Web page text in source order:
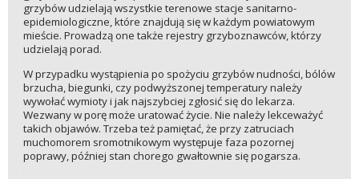
grzybów udzielają wszystkie terenowe stacje sanitarno-
epidemiologiczne, które znajdują się w każdym powiatowym
mieście. Prowadzą one także rejestry grzyboznawców, którzy
udzielają porad.
W przypadku wystąpienia po spożyciu grzybów nudności, bólów
brzucha, biegunki, czy podwyższonej temperatury należy
wywołać wymioty i jak najszybciej zgłosić się do lekarza.
Wezwany w porę może uratować życie. Nie należy lekceważyć
takich objawów. Trzeba też pamiętać, że przy zatruciach
muchomorem sromotnikowym występuje faza pozornej
poprawy, później stan chorego gwałtownie się pogarsza.